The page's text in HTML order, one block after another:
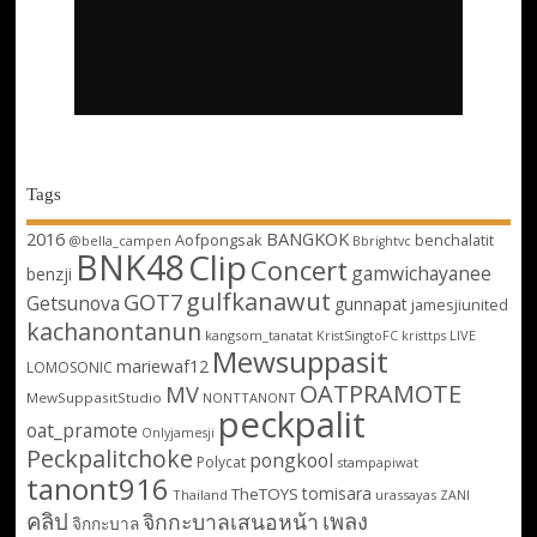
Tags
2016 @bella_campen Aofpongsak BANGKOK Bbrightvc benchalatit
benzji BNK48ClipConcert gamwichayanee
Getsunova GOT7 gulfkanawut gunnapat jamesjiunited
kachanontanun kangsom_tanatat KristSingtoFC kristtps LIVE
LOMOSONIC mariewaf12 Mewsuppasit
MewSuppasitStudio MV NONTTANONT OATPRAMOTE
oat_pramote Onlyjamesji peckpalit
Peckpalitchoke Polycat pongkool stampapiwat
tanont916 Thailand TheTOYS tomisara urassayas ZANI
คลิป จิกกะบาลจิกกะบาลเสนอหน้า เพลง